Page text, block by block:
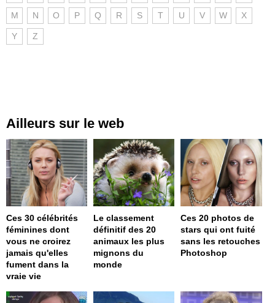
M N O P Q R S T U V W X
Y Z
Ailleurs sur le web
Ces 30 célébrités
féminines dont
vous ne croirez
jamais qu'elles
fument dans la
vraie vie
Le classement
définitif des 20
animaux les plus
mignons du
monde
Ces 20 photos de
stars qui ont fuité
sans les retouches
Photoshop